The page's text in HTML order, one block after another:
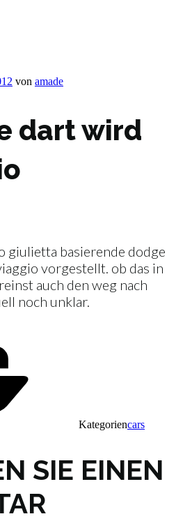
von amade
dart wird
giulietta basierende dodge
vorgestellt. ob das in
auch den weg nach
noch unklar.
Kategoriencars
SIE EINEN